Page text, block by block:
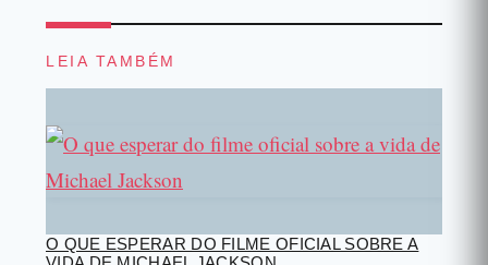
LEIA TAMBÉM
O QUE ESPERAR DO FILME OFICIAL SOBRE A